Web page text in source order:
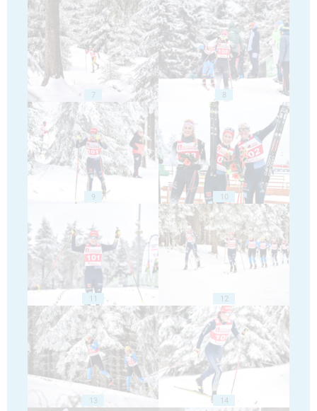
7 8
9 10
11 12
13 14